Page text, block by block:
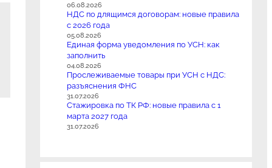
06.08.2026
НДС по длящимся договорам: новые правила
с 2026 года
05.08.2026
Единая форма уведомления по УСН: как
заполнить
04.08.2026
Прослеживаемые товары при УСН с НДС:
разъяснения ФНС
31.07.2026
Стажировка по ТК РФ: новые правила с 1
марта 2027 года
31.07.2026